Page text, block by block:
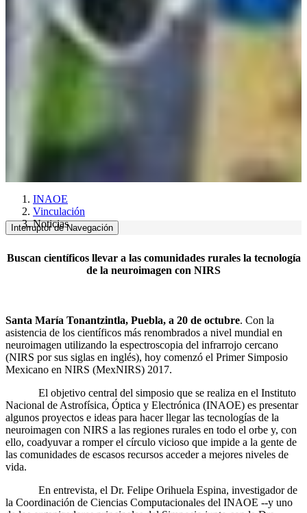
INAOE
Vinculación
Noticias
Interruptor de Navegación
Buscan científicos llevar a las comunidades rurales la tecnología
de la neuroimagen con NIRS
Santa María Tonantzintla, Puebla, a 20 de octubre. Con la
asistencia de los científicos más renombrados a nivel mundial en
neuroimagen utilizando la espectroscopia del infrarrojo cercano
(NIRS por sus siglas en inglés), hoy comenzó el Primer Simposio
Mexicano en NIRS (MexNIRS) 2017.
El objetivo central del simposio que se realiza en el Instituto
Nacional de Astrofísica, Óptica y Electrónica (INAOE) es presentar
algunos proyectos e ideas para hacer llegar las tecnologías de la
neuroimagen con NIRS a las regiones rurales en todo el orbe y, con
ello, coadyuvar a romper el círculo vicioso que impide a la gente de
las comunidades de escasos recursos acceder a mejores niveles de
vida.
En entrevista, el Dr. Felipe Orihuela Espina, investigador de
la Coordinación de Ciencias Computacionales del INAOE --y uno